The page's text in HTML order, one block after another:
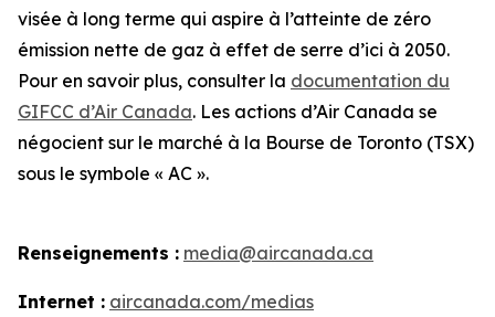
visée à long terme qui aspire à l’atteinte de zéro
émission nette de gaz à effet de serre d’ici à 2050.
Pour en savoir plus, consulter la documentation du
GIFCC d’Air Canada. Les actions d’Air Canada se
négocient sur le marché à la Bourse de Toronto (TSX)
sous le symbole « AC ».
Renseignements : media@aircanada.ca
Internet : aircanada.com/medias